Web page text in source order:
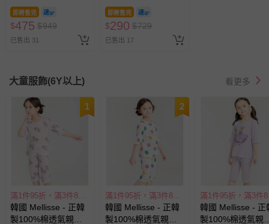
(女寶)-獨角獸花朵-三
件組
即將售完
$475 $949
已售出 31
居服-格紋熊-淺黃
即將售完
$290 $729
已售出 17
大童服飾(6Y以上) 看更多
1
滿1件95折，滿3件85折
韓國 Mellisse - 正韓
製100%棉透氣親膚7
2
滿1件95折，滿3件85折
韓國 Mellisse - 正韓
製100%棉透氣親膚7
韓國 Mellisse - 正
製100%棉透氣親